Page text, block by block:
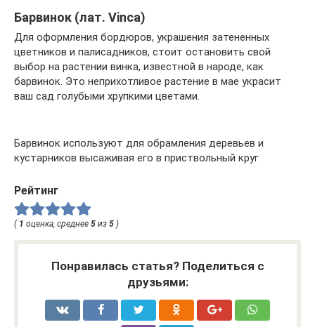
Барвинок (лат. Vinca)
Для оформления бордюров, украшения затененных
цветников и палисадников, стоит остановить свой
выбор на растении винка, известной в народе, как
барвинок. Это неприхотливое растение в мае украсит
ваш сад голубыми хрупкими цветами.
Барвинок используют для обрамления деревьев и
кустарников высаживая его в приствольный круг
Рейтинг
( 1 оценка, среднее 5 из 5 )
Понравилась статья? Поделиться с
друзьями: